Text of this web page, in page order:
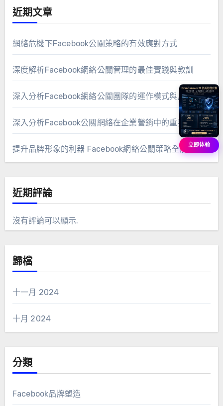
近期文章
網絡危機下Facebook公關策略的有效應對方式
深度解析Facebook網絡公關管理的最佳實踐與教訓
深入分析Facebook網絡公關團隊的運作模式與成功策略
深入分析Facebook公關網絡在企業營銷中的重要作用
提升品牌形象的利器 Facebook網絡公關策略全解析
近期評論
沒有評論可以顯示.
歸檔
十一月 2024
十月 2024
分類
Facebook品牌塑造
立即体验